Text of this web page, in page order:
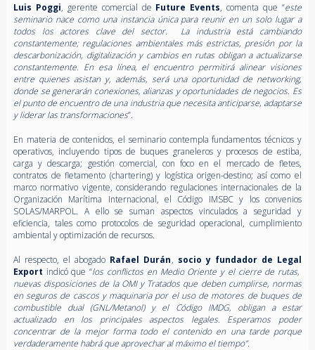
Luis Poggi, gerente comercial de Future Events, comenta que “este
seminario nace como una instancia única para reunir en un solo lugar a
todos los actores clave del sector. La industria está cambiando
constantemente; regulaciones ambientales más estrictas, presión por la
descarbonización, digitalización y cambios en rutas obligan a actualizarse
constantemente. En esa línea, el encuentro permitirá alinear visiones
entre quienes asistan y, además, será una oportunidad de networking,
donde se generarán conexiones, alianzas y oportunidades de negocios. Es
el punto de encuentro de una industria que necesita anticiparse, adaptarse
y liderar las transformaciones”.
En materia de contenidos, el seminario contempla fundamentos técnicos y
operativos, incluyendo tipos de buques graneleros y procesos de estiba,
carga y descarga; gestión comercial, con foco en el mercado de fletes,
contratos de fletamento (chartering) y logística origen-destino; así como el
marco normativo vigente, considerando regulaciones internacionales de la
Organización Marítima Internacional, el Código IMSBC y los convenios
SOLAS/MARPOL. A ello se suman aspectos vinculados a seguridad y
eficiencia, tales como protocolos de seguridad operacional, cumplimiento
ambiental y optimización de recursos.
Al respecto, el abogado Rafael Durán, socio y fundador de Legal
Export indicó que “los conflictos en Medio Oriente y el cierre de rutas,
nuevas disposiciones de la OMI y Tratados que deben cumplirse, normas
en seguros de cascos y maquinaria por el uso de motores de buques de
combustible dual (GNL/Metanol) y el Código IMDG, obligan a estar
actualizado en los principales aspectos legales. Esperamos poder
concentrar de la mejor forma todo el contenido en una tarde porque
verdaderamente habrá que aprovechar al máximo el tiempo”.